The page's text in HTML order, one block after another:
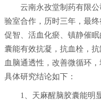
云南永孜堂制药有限公
验室合作，历时三年，最
促智、活血化瘀、镇静催
囊能有效抗凝，抗血栓，
血脑通透性，改善微循环
具体研究结论如下：
1、天麻醒脑胶囊能明显